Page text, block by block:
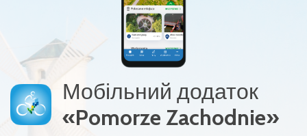
Мобільний додаток
«Pomorze Zachodnie»